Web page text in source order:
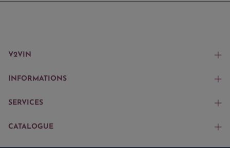
V2VIN
INFORMATIONS
SERVICES
CATALOGUE